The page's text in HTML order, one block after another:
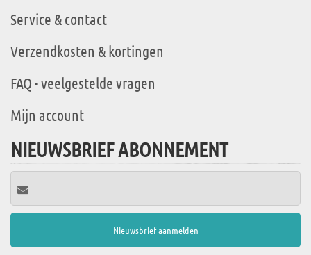
Service & contact
Verzendkosten & kortingen
FAQ - veelgestelde vragen
Mijn account
NIEUWSBRIEF ABONNEMENT